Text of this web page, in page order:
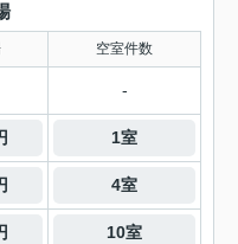
空室件数
-
1室
4室
10室